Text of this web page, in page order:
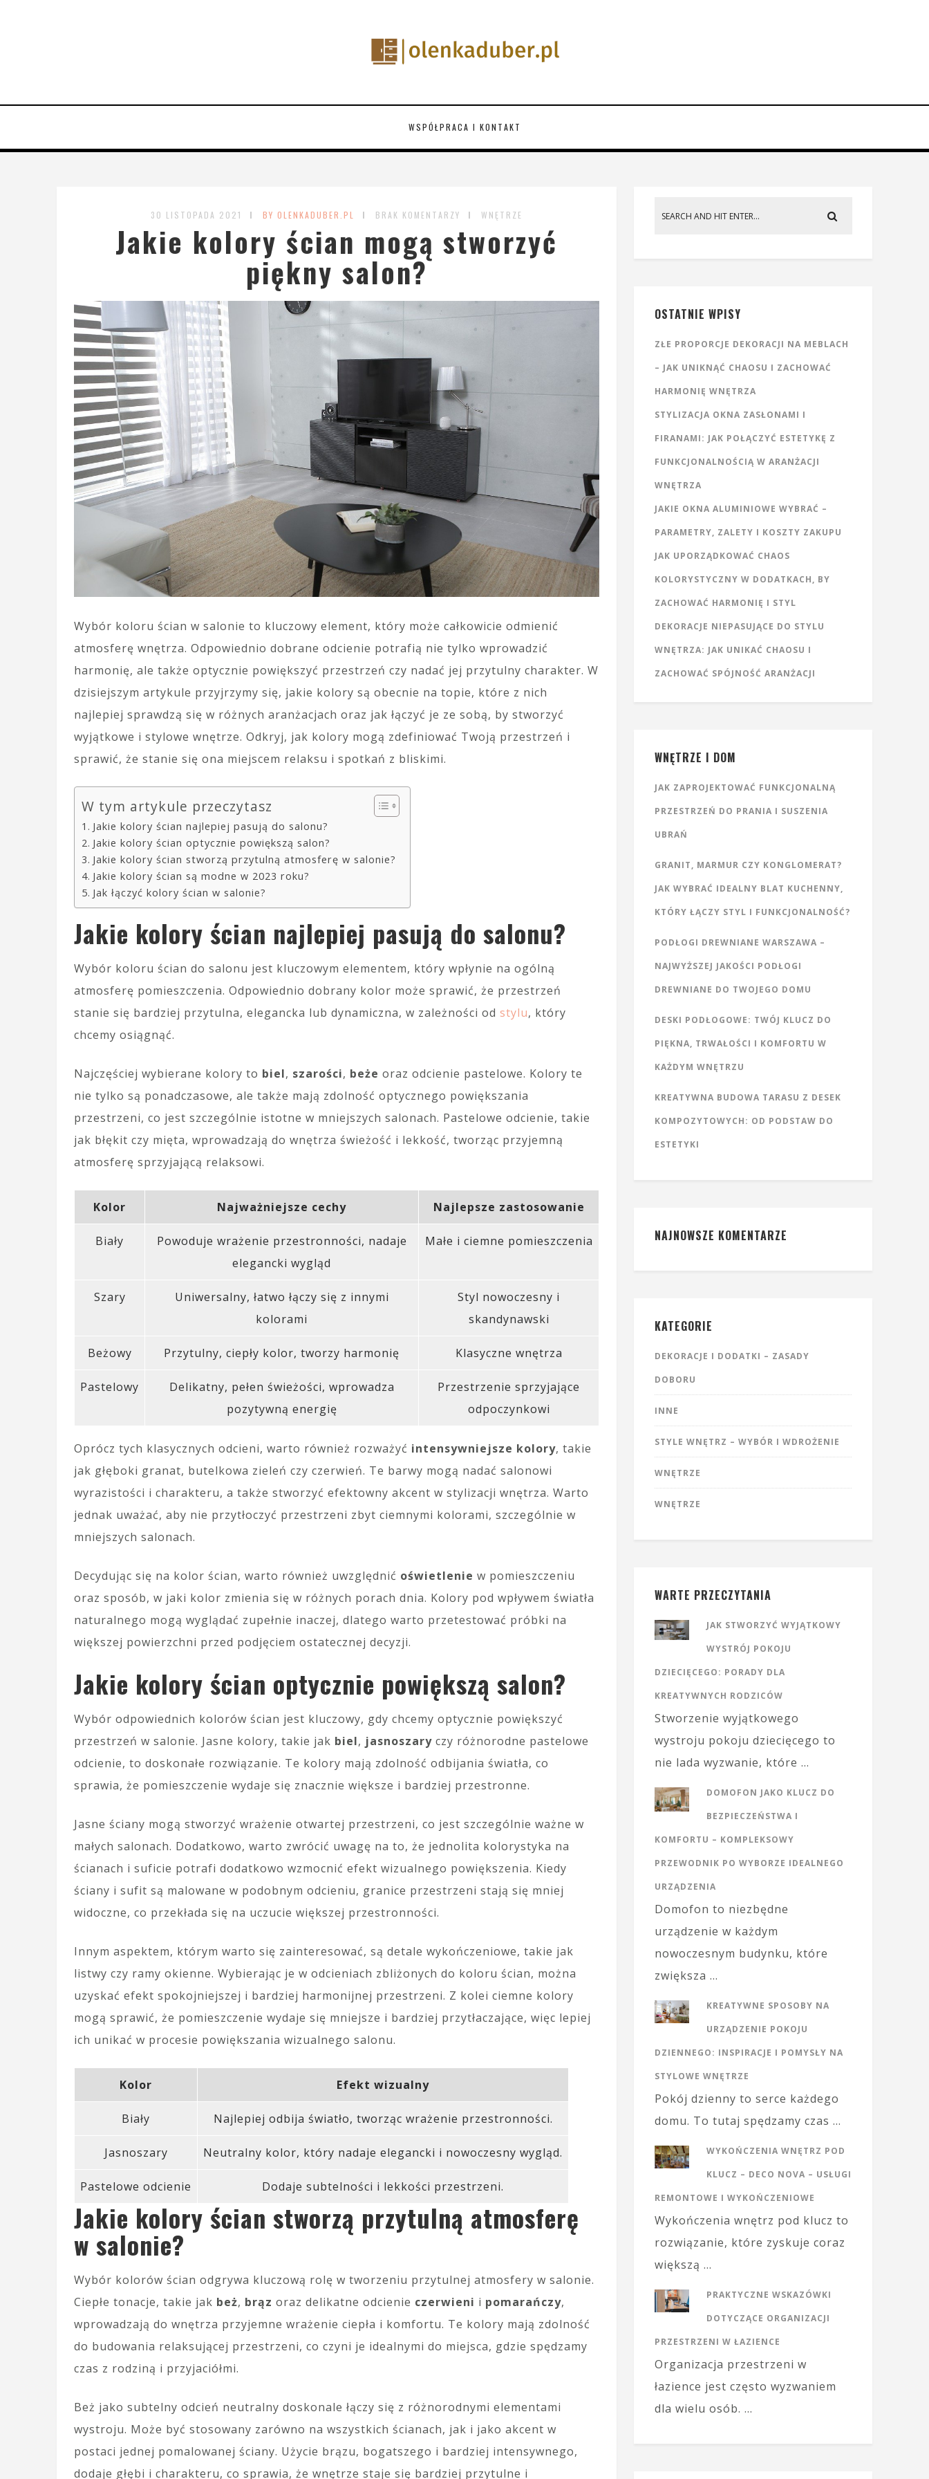
WSPÓŁPRACA I KONTAKT
30 LISTOPADA 2021 BY OLENKADUBER.PL BRAK KOMENTARZY WNĘTRZE
Jakie kolory ścian mogą stworzyć
piękny salon?
Wybór koloru ścian w salonie to kluczowy element, który może całkowicie odmienić
atmosferę wnętrza. Odpowiednio dobrane odcienie potrafią nie tylko wprowadzić
harmonię, ale także optycznie powiększyć przestrzeń czy nadać jej przytulny charakter. W
dzisiejszym artykule przyjrzymy się, jakie kolory są obecnie na topie, które z nich
najlepiej sprawdzą się w różnych aranżacjach oraz jak łączyć je ze sobą, by stworzyć
wyjątkowe i stylowe wnętrze. Odkryj, jak kolory mogą zdefiniować Twoją przestrzeń i
sprawić, że stanie się ona miejscem relaksu i spotkań z bliskimi.
W tym artykule przeczytasz
Jakie kolory ścian najlepiej pasują do salonu?
Jakie kolory ścian optycznie powiększą salon?
Jakie kolory ścian stworzą przytulną atmosferę w salonie?
Jakie kolory ścian są modne w 2023 roku?
Jak łączyć kolory ścian w salonie?
Jakie kolory ścian najlepiej pasują do salonu?
Wybór koloru ścian do salonu jest kluczowym elementem, który wpłynie na ogólną
atmosferę pomieszczenia. Odpowiednio dobrany kolor może sprawić, że przestrzeń
stanie się bardziej przytulna, elegancka lub dynamiczna, w zależności od stylu, który
chcemy osiągnąć.
Najczęściej wybierane kolory to biel, szarości, beże oraz odcienie pastelowe. Kolory te
nie tylko są ponadczasowe, ale także mają zdolność optycznego powiększania
przestrzeni, co jest szczególnie istotne w mniejszych salonach. Pastelowe odcienie, takie
jak błękit czy mięta, wprowadzają do wnętrza świeżość i lekkość, tworząc przyjemną
atmosferę sprzyjającą relaksowi.
Kolor Najważniejsze cechy Najlepsze zastosowanie
Biały
Powoduje wrażenie przestronności, nadaje
elegancki wygląd
Małe i ciemne pomieszczenia
Szary
Uniwersalny, łatwo łączy się z innymi
kolorami
Styl nowoczesny i
skandynawski
Beżowy Przytulny, ciepły kolor, tworzy harmonię Klasyczne wnętrza
Pastelowy
Delikatny, pełen świeżości, wprowadza
pozytywną energię
Przestrzenie sprzyjające
odpoczynkowi
Oprócz tych klasycznych odcieni, warto również rozważyć intensywniejsze kolory, takie
jak głęboki granat, butelkowa zieleń czy czerwień. Te barwy mogą nadać salonowi
wyrazistości i charakteru, a także stworzyć efektowny akcent w stylizacji wnętrza. Warto
jednak uważać, aby nie przytłoczyć przestrzeni zbyt ciemnymi kolorami, szczególnie w
mniejszych salonach.
Decydując się na kolor ścian, warto również uwzględnić oświetlenie w pomieszczeniu
oraz sposób, w jaki kolor zmienia się w różnych porach dnia. Kolory pod wpływem światła
naturalnego mogą wyglądać zupełnie inaczej, dlatego warto przetestować próbki na
większej powierzchni przed podjęciem ostatecznej decyzji.
Jakie kolory ścian optycznie powiększą salon?
Wybór odpowiednich kolorów ścian jest kluczowy, gdy chcemy optycznie powiększyć
przestrzeń w salonie. Jasne kolory, takie jak biel, jasnoszary czy różnorodne pastelowe
odcienie, to doskonałe rozwiązanie. Te kolory mają zdolność odbijania światła, co
sprawia, że pomieszczenie wydaje się znacznie większe i bardziej przestronne.
Jasne ściany mogą stworzyć wrażenie otwartej przestrzeni, co jest szczególnie ważne w
małych salonach. Dodatkowo, warto zwrócić uwagę na to, że jednolita kolorystyka na
ścianach i suficie potrafi dodatkowo wzmocnić efekt wizualnego powiększenia. Kiedy
ściany i sufit są malowane w podobnym odcieniu, granice przestrzeni stają się mniej
widoczne, co przekłada się na uczucie większej przestronności.
Innym aspektem, którym warto się zainteresować, są detale wykończeniowe, takie jak
listwy czy ramy okienne. Wybierając je w odcieniach zbliżonych do koloru ścian, można
uzyskać efekt spokojniejszej i bardziej harmonijnej przestrzeni. Z kolei ciemne kolory
mogą sprawić, że pomieszczenie wydaje się mniejsze i bardziej przytłaczające, więc lepiej
ich unikać w procesie powiększania wizualnego salonu.
Kolor Efekt wizualny
Biały Najlepiej odbija światło, tworząc wrażenie przestronności.
Jasnoszary Neutralny kolor, który nadaje elegancki i nowoczesny wygląd.
Pastelowe odcienie Dodaje subtelności i lekkości przestrzeni.
Jakie kolory ścian stworzą przytulną atmosferę
w salonie?
Wybór kolorów ścian odgrywa kluczową rolę w tworzeniu przytulnej atmosfery w salonie.
Ciepłe tonacje, takie jak beż, brąz oraz delikatne odcienie czerwieni i pomarańczy,
wprowadzają do wnętrza przyjemne wrażenie ciepła i komfortu. Te kolory mają zdolność
do budowania relaksującej przestrzeni, co czyni je idealnymi do miejsca, gdzie spędzamy
czas z rodziną i przyjaciółmi.
Beż jako subtelny odcień neutralny doskonale łączy się z różnorodnymi elementami
wystroju. Może być stosowany zarówno na wszystkich ścianach, jak i jako akcent w
postaci jednej pomalowanej ściany. Użycie brązu, bogatszego i bardziej intensywnego,
dodaje głębi i charakteru, co sprawia, że wnętrze staje się bardziej przytulne i
OSTATNIE WPISY
ZŁE PROPORCJE DEKORACJI NA MEBLACH
– JAK UNIKNĄĆ CHAOSU I ZACHOWAĆ
HARMONIĘ WNĘTRZA
STYLIZACJA OKNA ZASŁONAMI I
FIRANAMI: JAK POŁĄCZYĆ ESTETYKĘ Z
FUNKCJONALNOŚCIĄ W ARANŻACJI
WNĘTRZA
JAKIE OKNA ALUMINIOWE WYBRAĆ –
PARAMETRY, ZALETY I KOSZTY ZAKUPU
JAK UPORZĄDKOWAĆ CHAOS
KOLORYSTYCZNY W DODATKACH, BY
ZACHOWAĆ HARMONIĘ I STYL
DEKORACJE NIEPASUJĄCE DO STYLU
WNĘTRZA: JAK UNIKAĆ CHAOSU I
ZACHOWAĆ SPÓJNOŚĆ ARANŻACJI
WNĘTRZE I DOM
JAK ZAPROJEKTOWAĆ FUNKCJONALNĄ
PRZESTRZEŃ DO PRANIA I SUSZENIA
UBRAŃ
GRANIT, MARMUR CZY KONGLOMERAT?
JAK WYBRAĆ IDEALNY BLAT KUCHENNY,
KTÓRY ŁĄCZY STYL I FUNKCJONALNOŚĆ?
PODŁOGI DREWNIANE WARSZAWA –
NAJWYŻSZEJ JAKOŚCI PODŁOGI
DREWNIANE DO TWOJEGO DOMU
DESKI PODŁOGOWE: TWÓJ KLUCZ DO
PIĘKNA, TRWAŁOŚCI I KOMFORTU W
KAŻDYM WNĘTRZU
KREATYWNA BUDOWA TARASU Z DESEK
KOMPOZYTOWYCH: OD PODSTAW DO
ESTETYKI
NAJNOWSZE KOMENTARZE
KATEGORIE
DEKORACJE I DODATKI – ZASADY
DOBORU
INNE
STYLE WNĘTRZ – WYBÓR I WDROŻENIE
WNĘTRZE
WNĘTRZE
WARTE PRZECZYTANIA
JAK STWORZYĆ WYJĄTKOWY
WYSTRÓJ POKOJU
DZIECIĘCEGO: PORADY DLA
KREATYWNYCH RODZICÓW
Stworzenie wyjątkowego
wystroju pokoju dziecięcego to
nie lada wyzwanie, które …
DOMOFON JAKO KLUCZ DO
BEZPIECZEŃSTWA I
KOMFORTU – KOMPLEKSOWY
PRZEWODNIK PO WYBORZE IDEALNEGO
URZĄDZENIA
Domofon to niezbędne
urządzenie w każdym
nowoczesnym budynku, które
zwiększa …
KREATYWNE SPOSOBY NA
URZĄDZENIE POKOJU
DZIENNEGO: INSPIRACJE I POMYSŁY NA
STYLOWE WNĘTRZE
Pokój dzienny to serce każdego
domu. To tutaj spędzamy czas …
WYKOŃCZENIA WNĘTRZ POD
KLUCZ – DECO NOVA – USŁUGI
REMONTOWE I WYKOŃCZENIOWE
Wykończenia wnętrz pod klucz to
rozwiązanie, które zyskuje coraz
większą …
PRAKTYCZNE WSKAZÓWKI
DOTYCZĄCE ORGANIZACJI
PRZESTRZENI W ŁAZIENCE
Organizacja przestrzeni w
łazience jest często wyzwaniem
dla wielu osób. …